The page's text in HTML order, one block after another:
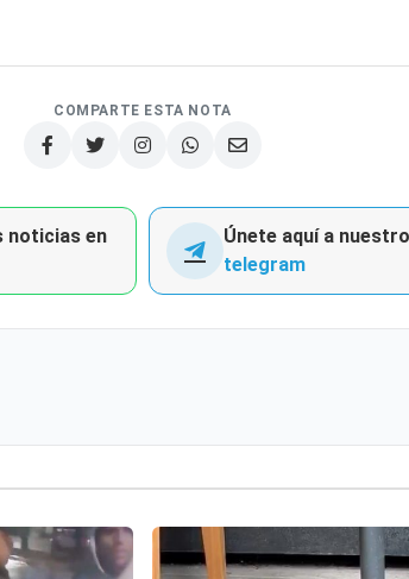
COMPARTE ESTA NOTA
noticias en
Únete aquí a
telegram